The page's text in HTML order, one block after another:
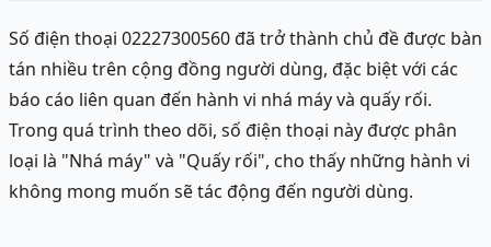
Số điện thoại 02227300560 đã trở thành chủ đề được bàn
tán nhiều trên cộng đồng người dùng, đặc biệt với các
báo cáo liên quan đến hành vi nhá máy và quấy rối.
Trong quá trình theo dõi, số điện thoại này được phân
loại là "Nhá máy" và "Quấy rối", cho thấy những hành vi
không mong muốn sẽ tác động đến người dùng.